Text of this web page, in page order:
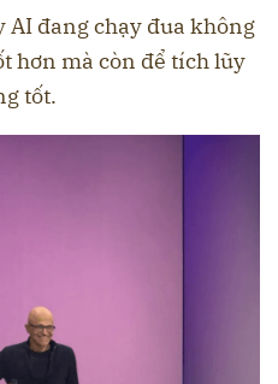
AI đang chạy đua không
hơn mà còn để tích lũy
tốt.